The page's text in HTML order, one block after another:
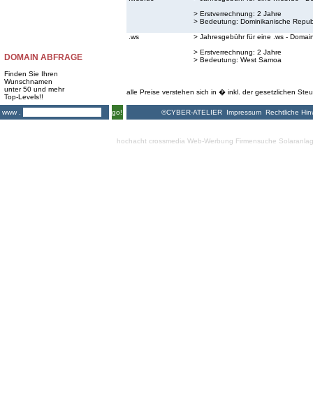
DOMAIN ABFRAGE
Finden Sie Ihren
Wunschnamen
unter 50 und mehr
Top-Levels!!
www .
go!
> Erstverrechnung: 2 Jahre
> Bedeutung: Dominikanische
.ws
> Jahresgebühr für eine .ws -
> Erstverrechnung: 2 Jahre
> Bedeutung: West Samoa
alle Preise verstehen sich in � inkl. der gesetzlichen
©CYBER-ATELIER Impressum Rechtliche
hochacht crossmedia Web-Werbung Firmensuche